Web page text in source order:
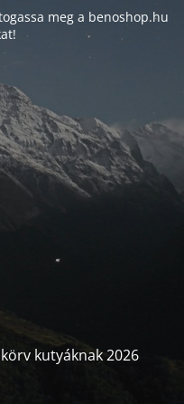
meg a benoshop.hu
kutyáknak 2026